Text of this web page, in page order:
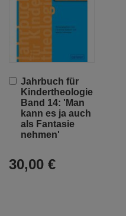
Jahrbuch für
Kindertheologie
Band 14: 'Man
kann es ja auch
als Fantasie
nehmen'
30,00 €
In
den
Warenkorb